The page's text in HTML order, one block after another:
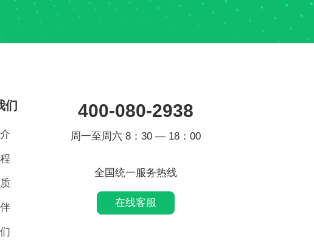
们 400-080-2938
周一至周六 8：30 — 18：00
全国统一服务热线
在线客服